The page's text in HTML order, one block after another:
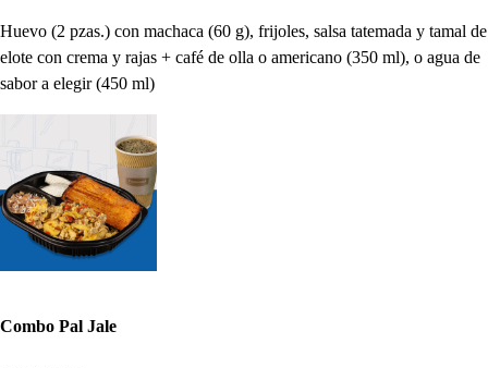
Huevo (2 pzas.) con machaca (60 g), frijoles, salsa tatemada y tamal de
elote con crema y rajas + café de olla o americano (350 ml), o agua de
sabor a elegir (450 ml)
Combo Pal Jale